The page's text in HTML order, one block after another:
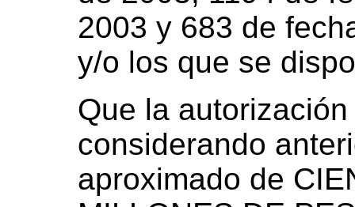
2003 y 683 de
y/o los que se
Que la
considerando
aproximado de